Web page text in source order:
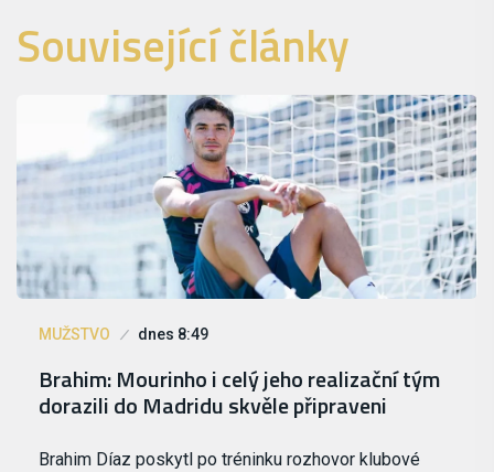
Související články
MUŽSTVO dnes 8:49
Brahim: Mourinho i celý jeho realizační tým
dorazili do Madridu skvěle připraveni
Brahim Díaz poskytl po tréninku rozhovor klubové